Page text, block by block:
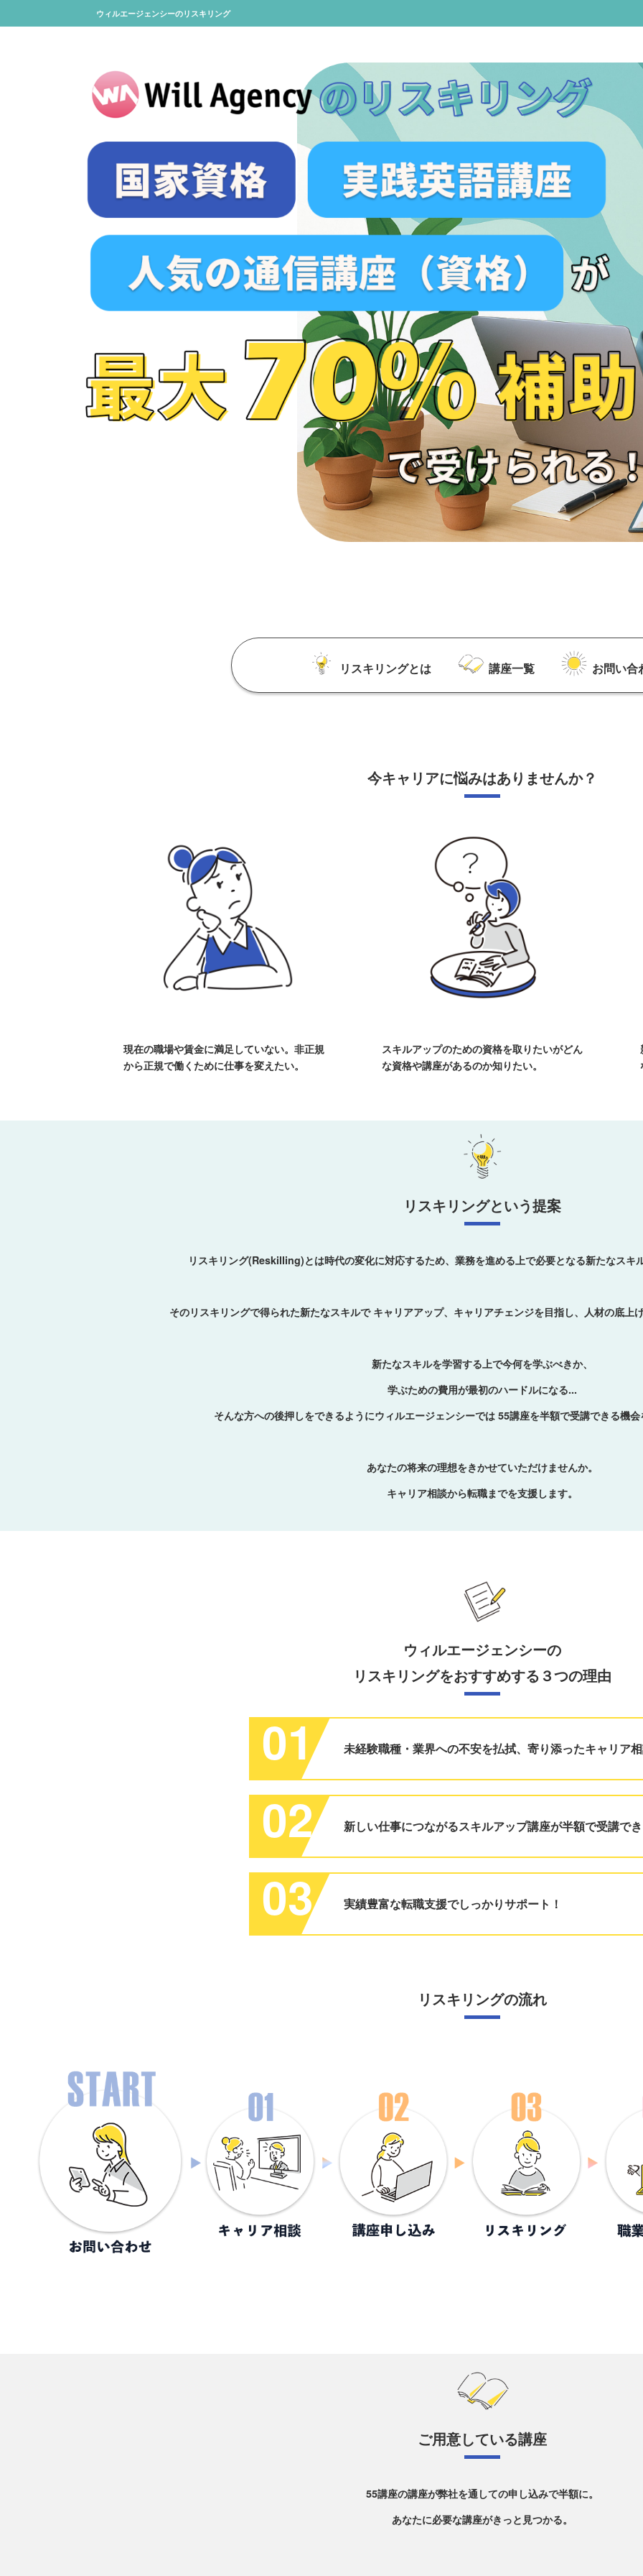
ウィルエージェンシーのリスキリング
リスキリングとは 講座一覧 お問い合
今キャリアに悩みはありませんか？
現在の職場や賃金に満足していない。非正規
から正規で働くために仕事を変えたい。
スキルアップのための資格を取りたいがどん
な資格や講座があるのか知りたい。
リスキリングという提案
リスキリング(Reskilling)とは時代の変化に対応するため、業務を進める上で必要となる新たなスキ
そのリスキリングで得られた新たなスキルで キャリアアップ、キャリアチェンジを目指し、人材の底上
新たなスキルを学習する上で今何を学ぶべきか、
学ぶための費用が最初のハードルになる...
そんな方への後押しをできるようにウィルエージェンシーでは 55講座を半額で受講できる機
あなたの将来の理想をきかせていただけませんか。
キャリア相談から転職までを支援します。
ウィルエージェンシーの
リスキリングをおすすめする３つの理由
01 未経験職種・業界への不安を払拭、寄り添ったキャリア
02 新しい仕事につながるスキルアップ講座が半額で受講で
03 実績豊富な転職支援でしっかりサポート！
リスキリングの流れ
ご用意している講座
55講座の講座が弊社を通しての申し込みで半額に。
あなたに必要な講座がきっと見つかる。